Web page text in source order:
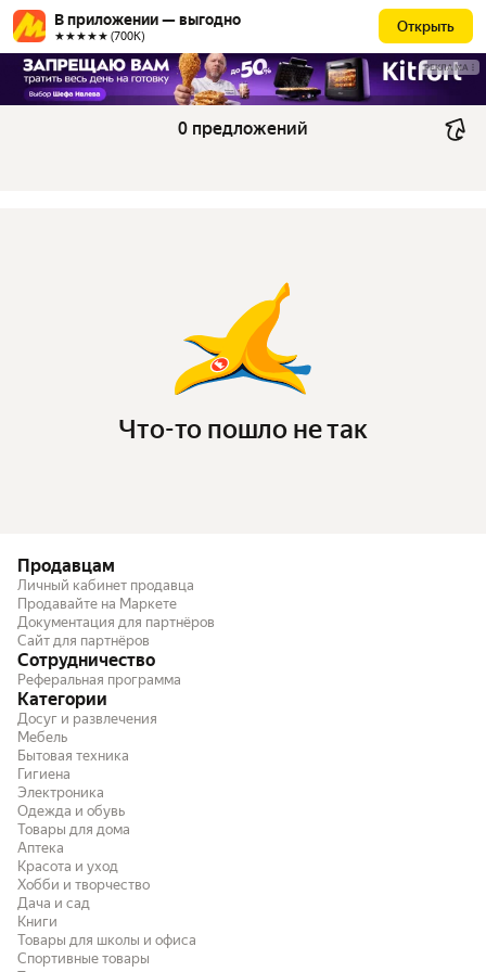
В приложении — выгодно
★★★★★ (700К)
Открыть
РЕКЛАМА
0 предложений
Что-то пошло не так
Продавцам
Личный кабинет продавца
Продавайте на Маркете
Документация для партнёров
Сайт для партнёров
Сотрудничество
Реферальная программа
Категории
Досуг и развлечения
Мебель
Бытовая техника
Гигиена
Электроника
Одежда и обувь
Товары для дома
Аптека
Красота и уход
Хобби и творчество
Дача и сад
Книги
Товары для школы и офиса
Спортивные товары